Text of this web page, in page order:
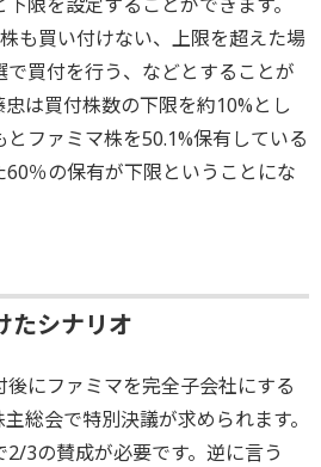
も買い付けない、上限を超えた場
買付を行う、などとすることが
は買付株数の下限を約10%とし
ファミマ株を50.1%保有している
％の保有が下限ということにな
たシナリオ
にファミマを完全子会社にする
総会で特別決議が求められます。
3の賛成が必要です。逆に言う